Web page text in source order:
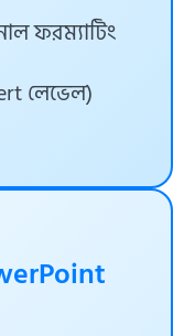
ফরম্যাটিং
লেভেল)